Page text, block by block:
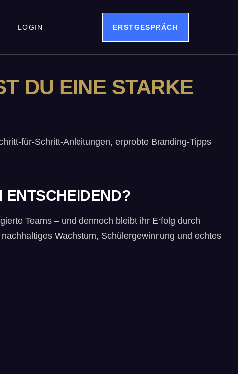
LOGIN ERSTGESPRÄCH
DU EINE STARKE
für-Schritt-Anleitungen, erprobte Branding-Tipps
ENTSCHEIDEND?
Teams – und dennoch bleibt ihr Erfolg durch
Wachstum, Schülergewinnung und echtes